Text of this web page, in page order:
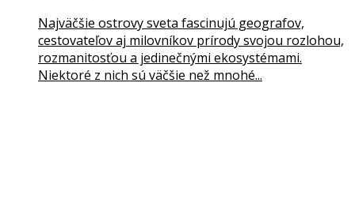
Najväčšie ostrovy sveta fascinujú geografov,
cestovateľov aj milovníkov prírody svojou rozlohou,
rozmanitosťou a jedinečnými ekosystémami.
Niektoré z nich sú väčšie než mnohé...